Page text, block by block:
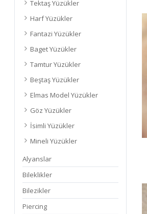
Tektaş Yüzükler
Harf Yüzükler
Fantazi Yüzükler
Baget Yüzükler
Tamtur Yüzükler
Beştaş Yüzükler
Elmas Model Yüzükler
Göz Yüzükler
İsimli Yüzükler
Mineli Yüzükler
Alyanslar
Bileklikler
Bilezikler
Piercing